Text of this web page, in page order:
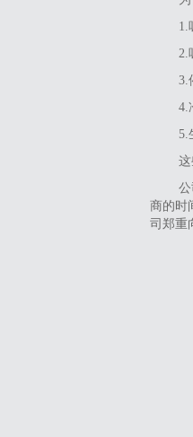
1‌.
2‌.
3‌.
‌4.
5‌.
商的时
司郑重